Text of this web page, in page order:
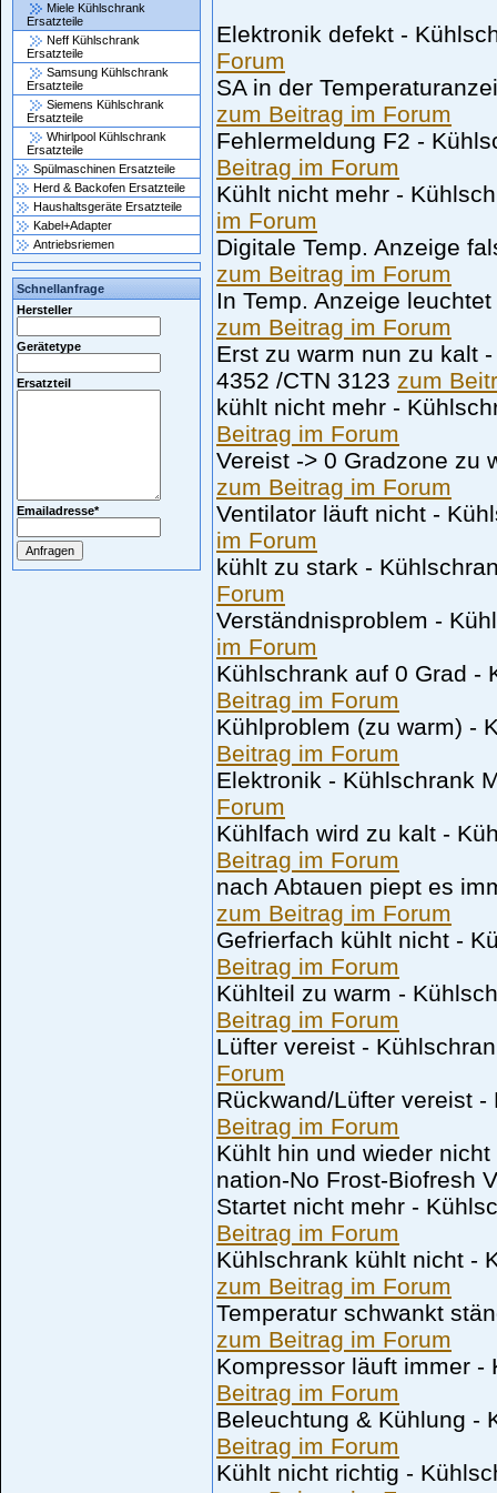
Miele Kühlschrank
Ersatzteile
Neff Kühlschrank
Ersatzteile
Samsung Kühlschrank
Ersatzteile
Siemens Kühlschrank
Ersatzteile
Whirlpool Kühlschrank
Ersatzteile
Spülmaschinen Ersatzteile
Herd & Backofen Ersatzteile
Haushaltsgeräte Ersatzteile
Kabel+Adapter
Antriebsriemen
Schnellanfrage
Hersteller
Gerätetype
Ersatzteil
Emailadresse*
Elektronik defekt -
Forum
SA in der
zum Beitrag im Forum
Fehlermeldung F2 -
Beitrag im Forum
Kühlt nicht mehr -
im Forum
Digitale Temp. Anzeige
zum Beitrag im Forum
In Temp. Anzeige
zum Beitrag im Forum
Erst zu warm nun zu kalt
4352 /CTN 3123 zum
kühlt nicht mehr -
Beitrag im Forum
Vereist -> 0 Gradzone zu
zum Beitrag im Forum
Ventilator läuft nicht -
im Forum
kühlt zu stark -
Forum
Verständnisproblem -
im Forum
Kühlschrank auf 0 Grad -
Beitrag im Forum
Kühlproblem (zu warm) -
Beitrag im Forum
Elektronik - Kühlschrank
Forum
Kühlfach wird zu kalt -
Beitrag im Forum
nach Abtauen piept es
zum Beitrag im Forum
Gefrierfach kühlt nicht -
Beitrag im Forum
Kühlteil zu warm -
Beitrag im Forum
Lüfter vereist -
Forum
Rückwand/Lüfter vereist
Beitrag im Forum
Kühlt hin und wieder
nation-No Frost-Biofresh
Startet nicht mehr -
Beitrag im Forum
Kühlschrank kühlt nicht -
zum Beitrag im Forum
Temperatur schwankt
zum Beitrag im Forum
Kompressor läuft immer
Beitrag im Forum
Beleuchtung & Kühlung -
Beitrag im Forum
Kühlt nicht richtig -